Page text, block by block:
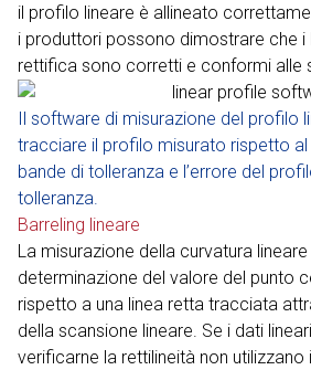
il profilo lineare è allineato
i produttori possono dimostrare che
rettifica sono corretti e conformi alle
Il software di misurazione del profilo
tracciare il profilo misurato rispetto
bande di tolleranza e l’errore del
tolleranza.
Barreling lineare
La misurazione della curvatura
determinazione del valore del punto
rispetto a una linea retta tracciata
della scansione lineare. Se i dati
verificarne la rettilineità non